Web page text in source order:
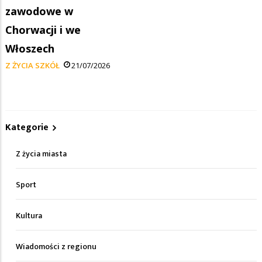
zawodowe w
Chorwacji i we
Włoszech
Z ŻYCIA SZKÓŁ 21/07/2026
Kategorie
Z życia miasta
Sport
Kultura
Wiadomości z regionu